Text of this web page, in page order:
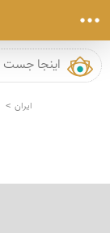
ایران